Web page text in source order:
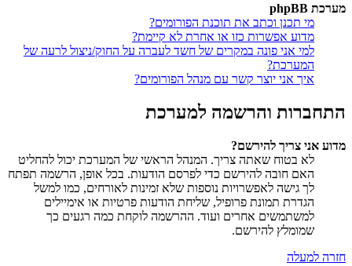
מערכת phpBB
מי תכנן וכתב את תוכנת הפורומים?
מדוע אפשרות כזו או אחרת לא קיימת?
למי אני פונה במקרים של חשד לעברה על החוק/ניצול לרעה של
המערכת?
איך אני יוצר קשר עם מנהל הפורומים?
התחברות והרשמה למערכת
מדוע אני צריך להירשם?
לא בטוח שאתה צריך. המנהל הראשי של המערכת יכול להחליט
האם חובה להירשם כדי לפרסם הודעות. בכל אופן, הרשמה תפתח
לך גישה לאפשרויות נוספות שלא זמינות לאורחים, כמו למשל
הגדרת תמונת פרופיל, שליחת הודעות פרטיות או אימיילים
למשתמשים אחרים ועוד. ההרשמה לוקחת כמה רגעים כך
שמומלץ להירשם.
חזרה למעלה